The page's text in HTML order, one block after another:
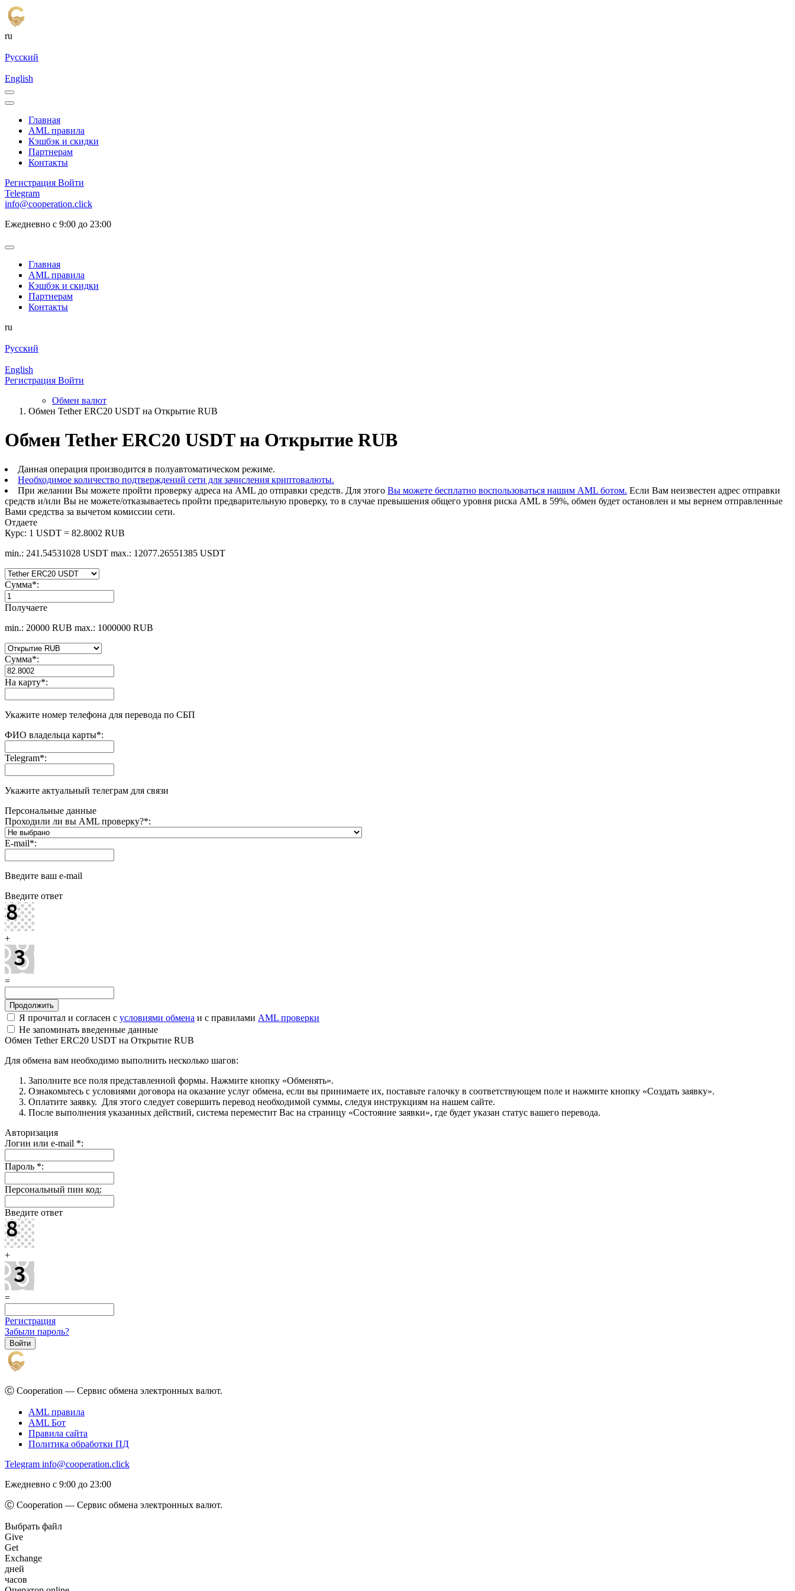
ru
Русский
English
Главная
AML правила
Кэшбэк и cкидки
Партнерам
Контакты
Регистрация Войти
Telegram
info@cooperation.click
Ежедневно с 9:00 до 23:00
Главная
AML правила
Кэшбэк и cкидки
Партнерам
Контакты
ru
Русский
English
Регистрация Войти
Обмен валют
Обмен Tether ERC20 USDT на Открытие RUB
Обмен Tether ERC20 USDT на Открытие RUB
Данная операция производится в полуавтоматическом режиме.
Необходимое количество подтверждений сети для зачисления криптовалюты.
При желании Вы можете пройти проверку адреса на AML до отправки средств. Для этого Вы можете бесплатно воспользоваться нашим AML ботом. Если Вам неизвестен адрес отправки
средств и/или Вы не можете/отказываетесь пройти предварительную проверку, то в случае превышения общего уровня риска AML в 59%, обмен будет остановлен и мы вернем отправленные
Вами средства за вычетом комиссии сети.
Отдаете
Курс: 1 USDT = 82.8002 RUB
min.: 241.54531028 USDT max.: 12077.26551385 USDT
Сумма*:
Получаете
min.: 20000 RUB max.: 1000000 RUB
Сумма*:
На карту*:
Укажите номер телефона для перевода по СБП
ФИО владельца карты*:
Telegram*:
Укажите актуальный телеграм для связи
Персональные данные
Проходили ли вы AML проверку?*:
E-mail*:
Введите ваш e-mail
Введите ответ
+
=
Я прочитал и согласен с условиями обмена и с правилами AML проверки
Не запоминать введенные данные
Обмен Tether ERC20 USDT на Открытие RUB
Для обмена вам необходимо выполнить несколько шагов:
Заполните все поля представленной формы. Нажмите кнопку «Обменять».
Ознакомьтесь с условиями договора на оказание услуг обмена, если вы принимаете их, поставьте галочку в соответствующем поле и нажмите кнопку «Создать заявку».
Оплатите заявку. Для этого следует совершить перевод необходимой суммы, следуя инструкциям на нашем сайте.
После выполнения указанных действий, система переместит Вас на страницу «Состояние заявки», где будет указан статус вашего перевода.
Авторизация
Логин или e-mail *:
Пароль *:
Персональный пин код:
Введите ответ
+
=
Регистрация
Забыли пароль?
Ⓒ Cooperation — Сервис обмена электронных валют.
AML правила
AML Бот
Правила сайта
Политика обработки ПД
Telegram info@cooperation.click
Ежедневно с 9:00 до 23:00
Ⓒ Cooperation — Сервис обмена электронных валют.
Выбрать файл
Give
Get
Exchange
дней
часов